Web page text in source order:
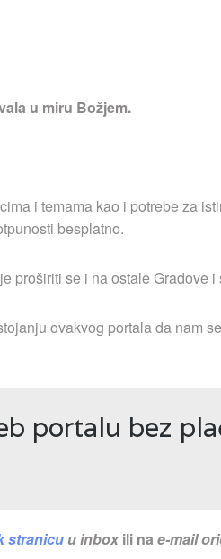
u miru Božjem.
i temama kao i potrebe za
besplatno.
proširiti se i na ostale Gradove
ovakvog portala da nam
portalu bez
stranicu u inboxili nae-mail